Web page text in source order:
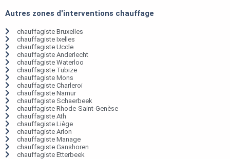
Autres zones d'interventions chauffage
chauffagiste Bruxelles
chauffagiste Ixelles
chauffagiste Uccle
chauffagiste Anderlecht
chauffagiste Waterloo
chauffagiste Tubize
chauffagiste Mons
chauffagiste Charleroi
chauffagiste Namur
chauffagiste Schaerbeek
chauffagiste Rhode-Saint-Genèse
chauffagiste Ath
chauffagiste Liège
chauffagiste Arlon
chauffagiste Manage
chauffagiste Ganshoren
chauffagiste Etterbeek